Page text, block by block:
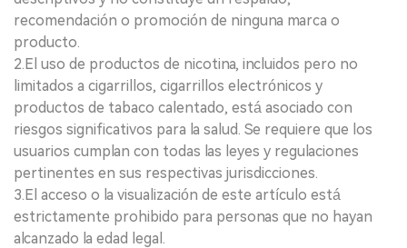
recomendación o promoción de ninguna marca o
producto.
2.El uso de productos de nicotina, incluidos pero no
limitados a cigarrillos, cigarrillos electrónicos y
productos de tabaco calentado, está asociado con
riesgos significativos para la salud. Se requiere que los
usuarios cumplan con todas las leyes y regulaciones
pertinentes en sus respectivas jurisdicciones.
3.El acceso o la visualización de este artículo está
estrictamente prohibido para personas que no hayan
alcanzado la edad legal.